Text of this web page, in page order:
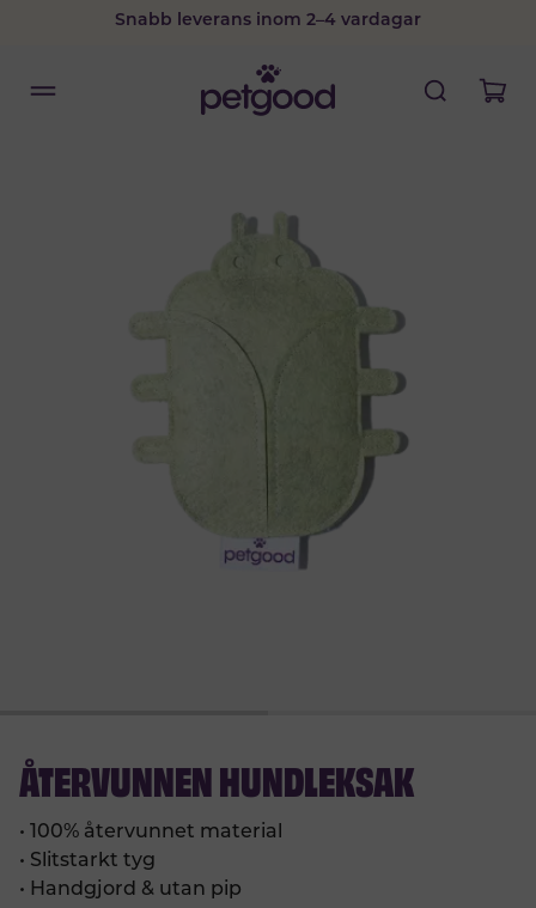
Snabb leverans inom 2–4 vardagar
ÅTERVUNNEN HUNDLEKSAK
• 100% återvunnet material
• Slitstarkt tyg
• Handgjord & utan pip